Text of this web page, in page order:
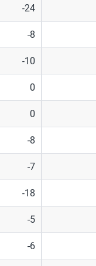
-24
-8
-10
0
0
-8
-7
-18
-5
-6